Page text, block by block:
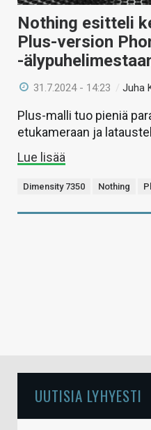
Nothing esitteli
Plus-version
-
31.7.2024 - 14:23 /Juha
Plus-malli tuo pieniä
etukameraan ja
Lue lisää
Dimensity 7350 Nothing
UUTISIA LYHYESTI